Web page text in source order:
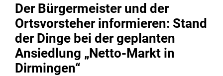
Der Bürgermeister und der
Ortsvorsteher informieren: Stand
der Dinge bei der geplanten
Ansiedlung „Netto-Markt in
Dirmingen“